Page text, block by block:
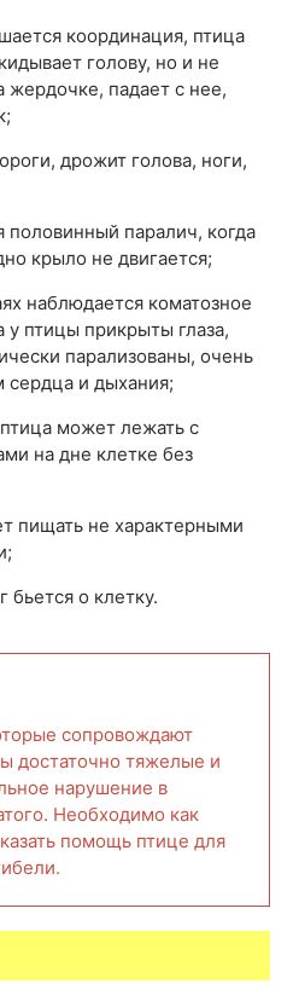
координация, птица
голову, но и не
жердочке, падает с нее,
дрожит голова, ноги,
половинный паралич, когда
крыло не двигается;
наблюдается коматозное
у птицы прикрыты глаза,
парализованы, очень
и дыхания;
может лежать с
на дне клетке без
пищать не характерными
бьется о клетку.
сопровождают
достаточно тяжелые и
нарушение в
Необходимо как
помощь птице для